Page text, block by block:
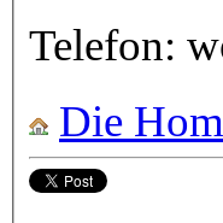
Telefon:
Die